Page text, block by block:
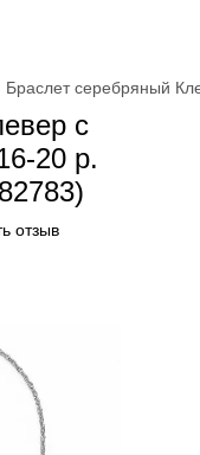
Браслет серебряный
с
20 р.
отзыв